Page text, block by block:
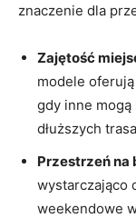
znaczenie dla
Zajętość
modele
gdy inne
dłuższych
Przestrzeń na
wystarczająco⁢
weekendowe